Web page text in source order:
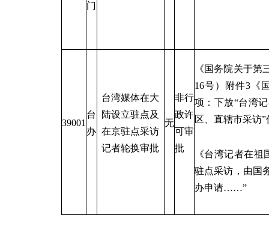
门
39001
台
办
台湾媒体在大
陆设立驻点及
在京驻点采访
记者轮换审批
无
非行
政许
可审
批
《国务院关于第
16号）附件3《
项：下放“台湾
区、直辖市采访
《台湾记者在
驻点采访，由国
办申请……”